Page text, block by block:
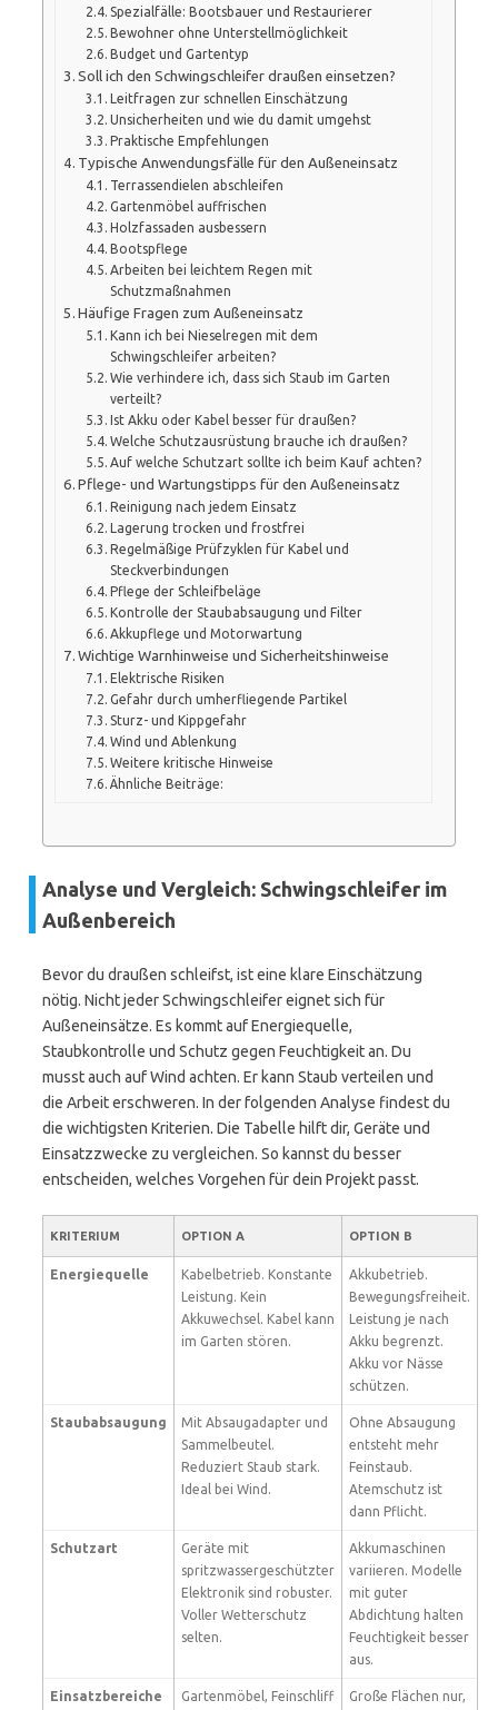
Spezialfälle: Bootsbauer und Restaurierer
Bewohner ohne Unterstellmöglichkeit
Budget und Gartentyp
Soll ich den Schwingschleifer draußen einsetzen?
Leitfragen zur schnellen Einschätzung
Unsicherheiten und wie du damit umgehst
Praktische Empfehlungen
Typische Anwendungsfälle für den Außeneinsatz
Terrassendielen abschleifen
Gartenmöbel auffrischen
Holzfassaden ausbessern
Bootspflege
Arbeiten bei leichtem Regen mit
Schutzmaßnahmen
Häufige Fragen zum Außeneinsatz
Kann ich bei Nieselregen mit dem
Schwingschleifer arbeiten?
Wie verhindere ich, dass sich Staub im Garten
verteilt?
Ist Akku oder Kabel besser für draußen?
Welche Schutzausrüstung brauche ich draußen?
Auf welche Schutzart sollte ich beim Kauf achten?
Pflege- und Wartungstipps für den Außeneinsatz
Reinigung nach jedem Einsatz
Lagerung trocken und frostfrei
Regelmäßige Prüfzyklen für Kabel und
Steckverbindungen
Pflege der Schleifbeläge
Kontrolle der Staubabsaugung und Filter
Akkupflege und Motorwartung
Wichtige Warnhinweise und Sicherheitshinweise
Elektrische Risiken
Gefahr durch umherfliegende Partikel
Sturz- und Kippgefahr
Wind und Ablenkung
Weitere kritische Hinweise
Ähnliche Beiträge:
Analyse und Vergleich: Schwingschleifer im
Außenbereich
Bevor du draußen schleifst, ist eine klare Einschätzung
nötig. Nicht jeder Schwingschleifer eignet sich für
Außeneinsätze. Es kommt auf Energiequelle,
Staubkontrolle und Schutz gegen Feuchtigkeit an. Du
musst auch auf Wind achten. Er kann Staub verteilen und
die Arbeit erschweren. In der folgenden Analyse findest du
die wichtigsten Kriterien. Die Tabelle hilft dir, Geräte und
Einsatzzwecke zu vergleichen. So kannst du besser
entscheiden, welches Vorgehen für dein Projekt passt.
KRITERIUM OPTION A OPTION B
Energiequelle
Kabelbetrieb. Konstante
Leistung. Kein
Akkuwechsel. Kabel kann
im Garten stören.
Akkubetrieb.
Bewegungsfreiheit.
Leistung je nach
Akku begrenzt.
Akku vor Nässe
schützen.
Staubabsaugung
Mit Absaugadapter und
Sammelbeutel.
Reduziert Staub stark.
Ideal bei Wind.
Ohne Absaugung
entsteht mehr
Feinstaub.
Atemschutz ist
dann Pflicht.
Schutzart
Geräte mit
spritzwassergeschützter
Elektronik sind robuster.
Voller Wetterschutz
selten.
Akkumaschinen
variieren. Modelle
mit guter
Abdichtung halten
Feuchtigkeit besser
aus.
Einsatzbereiche
Gartenmöbel, Feinschliff
Große Flächen nur,